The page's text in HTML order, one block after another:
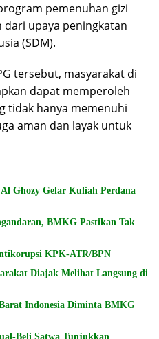
pemenuhan gizi
dari upaya peningkatan
(SDM).
tersebut, masyarakat di
dapat memperoleh
tidak hanya memenuhi
aman dan layak untuk
Ghozy Gelar Kuliah Perdana
BMKG Pastikan Tak
KPK-ATR/BPN
Diajak Melihat Langsung di
Indonesia Diminta BMKG
Beli Satwa Tunjukkan